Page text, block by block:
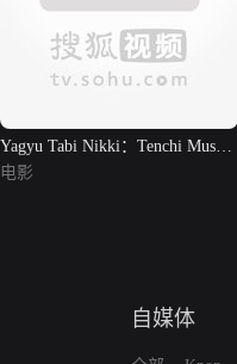
Yagyu Tabi Nikki：Tenchi Muso
Ken
电影
自媒体